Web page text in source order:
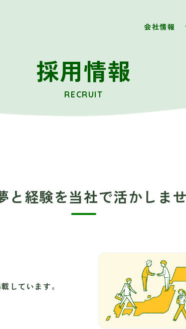
会社情報
採用情報
RECRUIT
と経験を当社で活かしま
しています。